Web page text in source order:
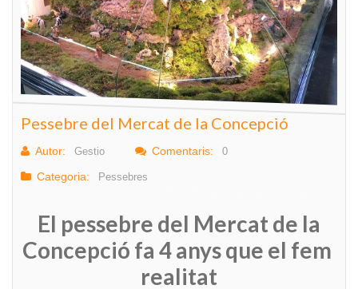
Pessebre del Mercat de la Concepció
Autor: Gestio Comentaris: 0
Categoria: Pessebres
El pessebre del Mercat de la
Concepció fa 4 anys que el fem
realitat